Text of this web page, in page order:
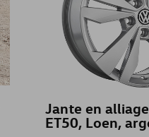
Jante en
ET50, Loen,